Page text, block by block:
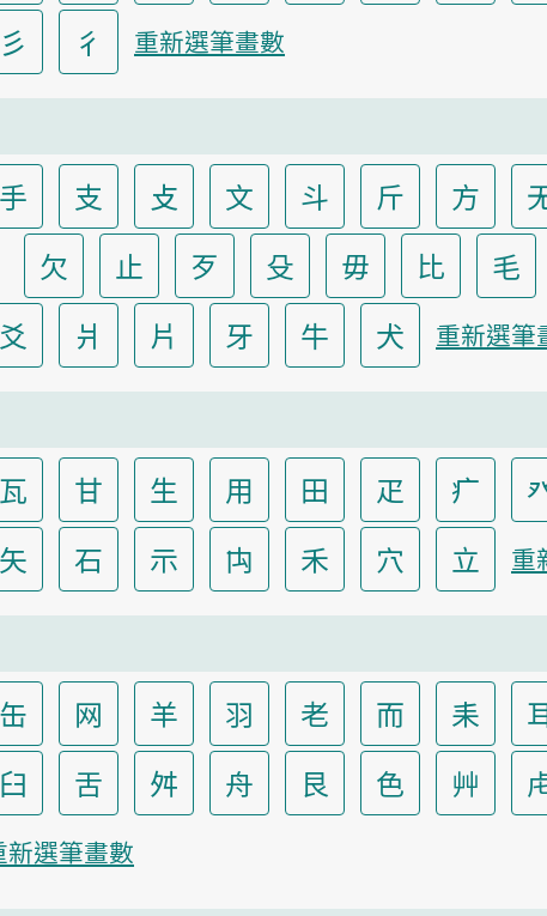
彡 彳 重新選筆畫數
手 支 攴 文 斗 斤 方
欠 止 歹 殳 毋 比 毛
爻 爿 片 牙 牛 犬 重新選筆
瓦 甘 生 用 田 疋 疒
矢 石 示 禸 禾 穴 立 重
缶 网 羊 羽 老 而 耒
臼 舌 舛 舟 艮 色 艸
新選筆畫數